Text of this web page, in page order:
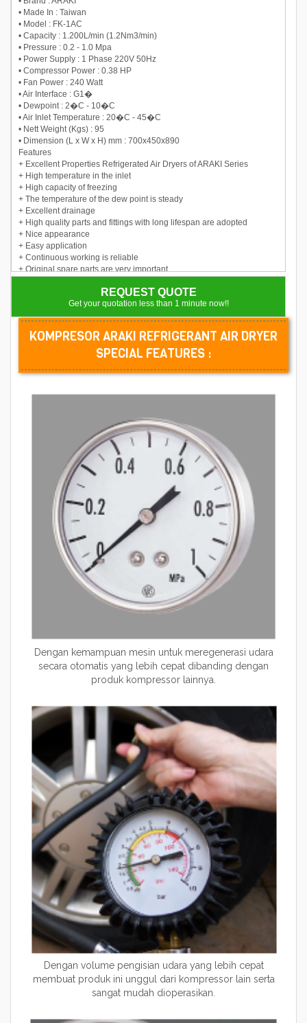
• Made In : Taiwan
• Model : FK-1AC
• Capacity : 1.200L/min (1.2Nm3/min)
• Pressure : 0.2 - 1.0 Mpa
• Power Supply : 1 Phase 220V 50Hz
• Compressor Power : 0.38 HP
• Fan Power : 240 Watt
• Air Interface : G1�
• Dewpoint : 2�C - 10�C
• Air Inlet Temperature : 20�C - 45�C
• Nett Weight (Kgs) : 95
• Dimension (L x W x H) mm : 700x450x890
Features
+ Excellent Properties Refrigerated Air Dryers of ARAKI Series
+ High temperature in the inlet
+ High capacity of freezing
+ The temperature of the dew point is steady
+ Excellent drainage
+ High quality parts and fittings with long lifespan are adopted
+ Nice appearance
+ Easy application
+ Continuous working is reliable
+ Original spare parts are very important.
+ Be careful in using nonoriginal spare parts,
+ because it can make your unit damaged
REQUEST QUOTE
Get your quotation less than 1 minute now!!
KOMPRESOR ARAKI REFRIGERANT AIR DRYER
SPECIAL FEATURES :
Dengan kemampuan mesin untuk meregenerasi udara
secara otomatis yang lebih cepat dibanding dengan
produk kompressor lainnya.
Dengan volume pengisian udara yang lebih cepat
membuat produk ini unggul dari kompressor lain serta
sangat mudah dioperasikan.